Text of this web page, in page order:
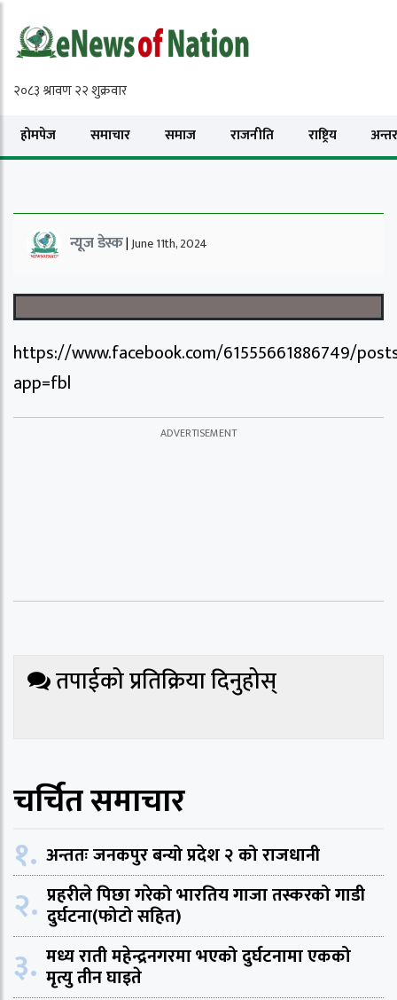
होमपेज समाचार समाज राजनीति राष्ट्रिय
न्यूज डेस्क|June 11th, 2024
https://www.facebook.com/61555661886749/
app=fbl
तपाईको प्रतिक्रिया दिनुहोस्
चर्चित समाचार
१. अन्ततः जनकपुर बन्यो प्रदेश २ को राजधानी
२. प्रहरीले पिछा गरेको भारतिय गाजा तस्करको गाडी
दुर्घटना(फोटो सहित)
३. मध्य राती महेन्द्रनगरमा भएको दुर्घटनामा एकको
मृत्यु तीन घाइते